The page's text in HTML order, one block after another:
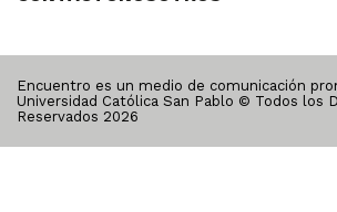
Encuentro es un medio de comunicación
Universidad Católica San Pablo © Todos los
Reservados 2026